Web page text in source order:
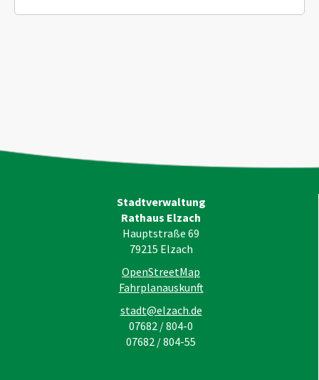
Stadtverwaltung
Rathaus Elzach
Hauptstraße 69
79215 Elzach
OpenStreetMap
Fahrplanauskunft
stadt@elzach.de
07682 / 804-0
07682 / 804-55